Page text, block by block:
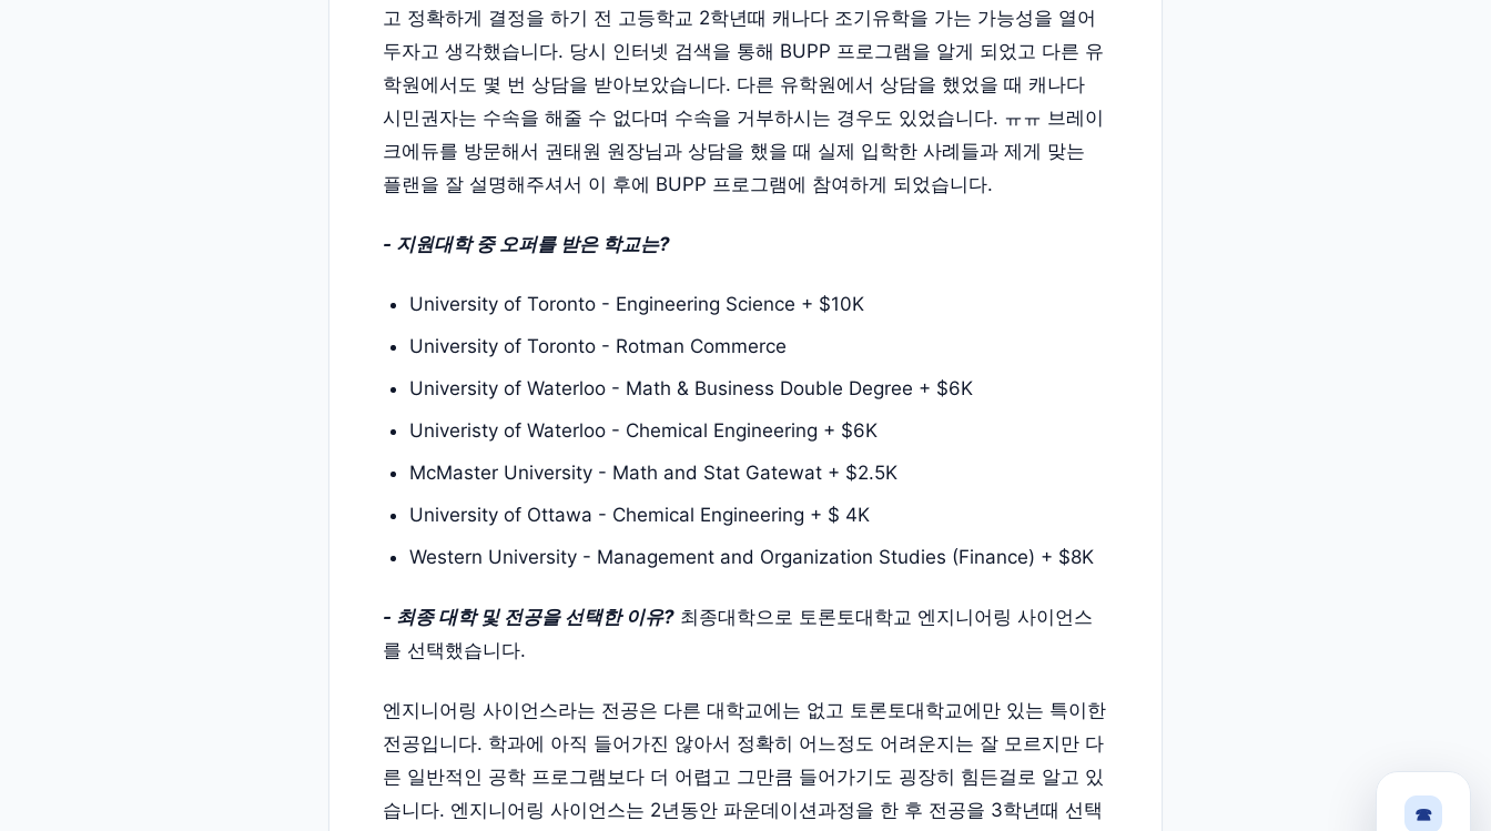
고 정확하게 결정을 하기 전 고등학교 2학년때 캐나다 조기유학을 가는 가능성을 열어
두자고 생각했습니다. 당시 인터넷 검색을 통해 BUPP 프로그램을 알게 되었고 다른 유
학원에서도 몇 번 상담을 받아보았습니다. 다른 유학원에서 상담을 했었을 때 캐나다
시민권자는 수속을 해줄 수 없다며 수속을 거부하시는 경우도 있었습니다. ㅠㅠ 브레이
크에듀를 방문해서 권태원 원장님과 상담을 했을 때 실제 입학한 사례들과 제게 맞는
플랜을 잘 설명해주셔서 이 후에 BUPP 프로그램에 참여하게 되었습니다.
- 지원대학 중 오퍼를 받은 학교는?
University of Toronto - Engineering Science + $10K
University of Toronto - Rotman Commerce
University of Waterloo - Math & Business Double Degree + $6K
Univeristy of Waterloo - Chemical Engineering + $6K
McMaster University - Math and Stat Gatewat + $2.5K
University of Ottawa - Chemical Engineering + $ 4K
Western University - Management and Organization Studies (Finance) + $8K
- 최종 대학 및 전공을 선택한 이유? 최종대학으로 토론토대학교 엔지니어링 사이언스
를 선택했습니다.
엔지니어링 사이언스라는 전공은 다른 대학교에는 없고 토론토대학교에만 있는 특이한
전공입니다. 학과에 아직 들어가진 않아서 정확히 어느정도 어려운지는 잘 모르지만 다
른 일반적인 공학 프로그램보다 더 어렵고 그만큼 들어가기도 굉장히 힘든걸로 알고 있
습니다. 엔지니어링 사이언스는 2년동안 파운데이션과정을 한 후 전공을 3학년때 선택
☎